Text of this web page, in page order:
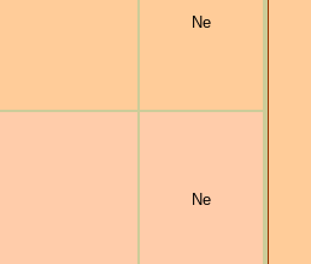
Ne
Ne